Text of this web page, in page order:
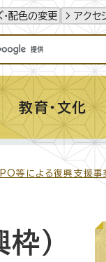
配色の変更 アクセ
教育・文化
等による復興支援事
）